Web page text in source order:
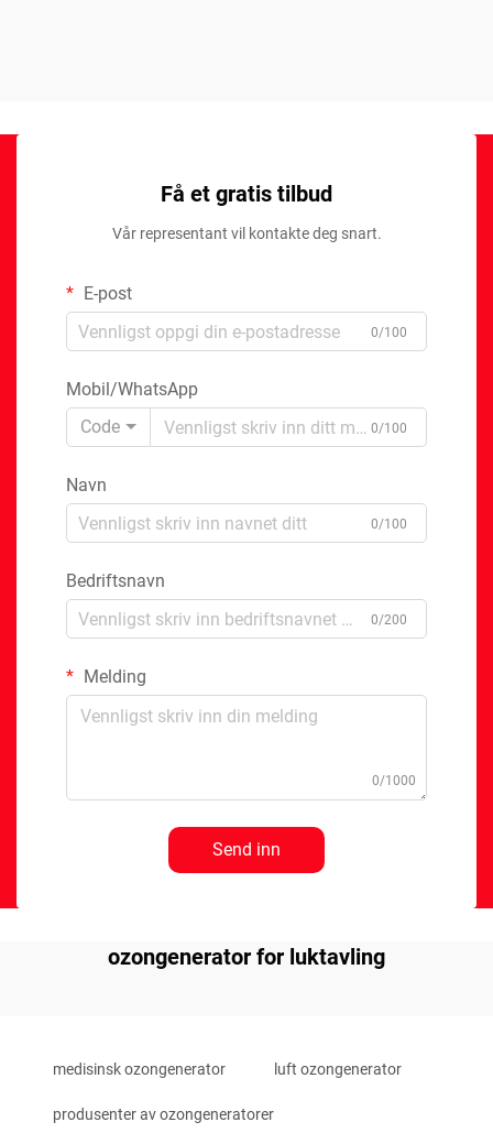
Få et gratis tilbud
Vår representant vil kontakte deg snart.
E-post
0/100
Mobil/WhatsApp
Code
0/100
Navn
0/100
Bedriftsnavn
0/200
Melding
0/1000
Send inn
ozongenerator for luktavling
medisinsk ozongenerator luft ozongenerator
produsenter av ozongeneratorer